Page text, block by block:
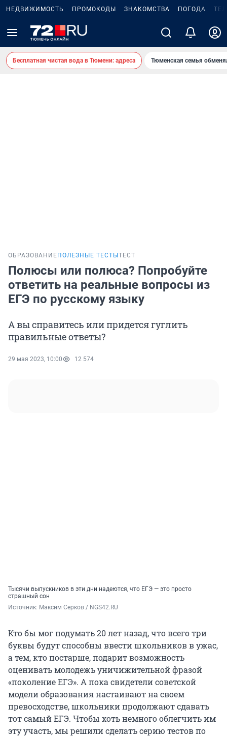
НЕДВИЖИМОСТЬ ПРОМОКОДЫ ЗНАКОМСТВА ПОГОДА
Бесплатная чистая вода в Тюмени: адреса Тюменская семья
ОБРАЗОВАНИЕ ПОЛЕЗНЫЕ ТЕСТЫ ТЕСТ
Полюсы или полюса? Попробуйте
ответить на реальные вопросы из
ЕГЭ по русскому языку
А вы справитесь или придется гуглить
правильные ответы?
29 мая 2023, 10:00 12 574
Тысячи выпускников в эти дни надеются, что ЕГЭ — это просто
страшный сон
Источник: Максим Серков / NGS42.RU
Кто бы мог подумать 20 лет назад, что всего три
буквы будут способны ввести школьников в ужас,
а тем, кто постарше, подарит возможность
оценивать молодежь уничижительной фразой
«поколение ЕГЭ». А пока свидетели советской
модели образования настаивают на своем
превосходстве, школьники продолжают сдавать
тот самый ЕГЭ. Чтобы хоть немного облегчить им
эту участь, мы решили сделать серию тестов по